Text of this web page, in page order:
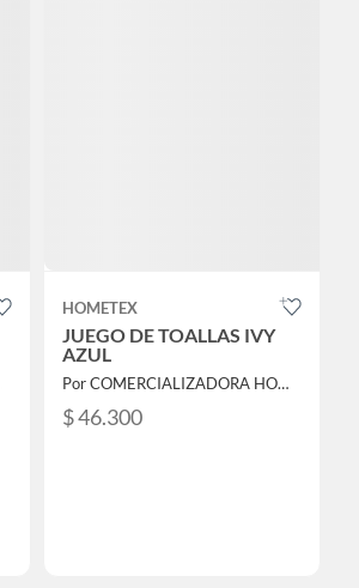
HOMETEX
JUEGO DE TOALLAS IVY
AZUL
Por COMERCIALIZADORA HOMETEX CHOCOLO
$ 46.300